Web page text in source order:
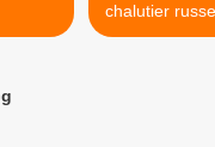
chalutier